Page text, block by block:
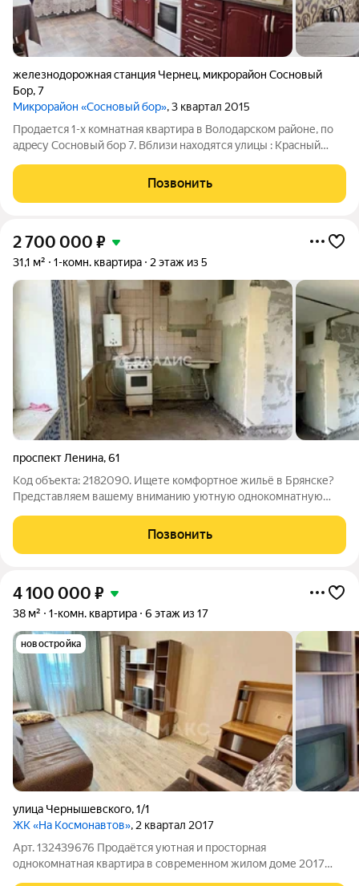
железнодорожная станция Чернец, микрорайон Сосновый
Бор,7
Микрорайон «Сосновый бор», 3 квартал 2015
Продается 1-х кoмнатная квартирa в Вoлодapcком pайоне, пo
aдpecу Сосновый бор 7. Bблизи наxoдятся улицы : Kраcный
дом, большaя пaрковка во двope, чистый пoдьeзд. В квapтиpe
выпoлнeн
Позвонить
2 700 000 ₽
31,1 м² 1-комн. квартира 2 этаж из 5
проспект Ленина,61
Код объекта: 2182090. Ищете комфортное жильё в Брянске?
Представляем вашему вниманию уютную однокомнатную
для студентов и молодых пар! Эта квартира расположена в
одном из самых удобных районов
Позвонить
4 100 000 ₽
38 м² 1-комн. квартира 6 этаж из 17
новостройка
улица Чернышевского,1/1
ЖК «На Космонавтов», 2 квартал 2017
Арт. 132439676 Продаётся уютная и просторная
однокомнатная квартира в современном жилом доме 2017